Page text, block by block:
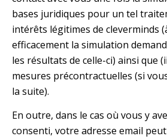
bases juridiques pour un tel
intérêts légitimes de cleverminds
efficacement la simulation
les résultats de celle-ci) ainsi que
mesures précontractuelles (si
la suite).
En outre, dans le cas où vous y
consenti, votre adresse email